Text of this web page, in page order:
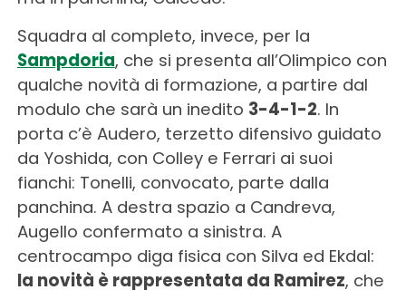
Squadra al completo, invece, per la
Sampdoria, che si presenta all’Olimpico con
qualche novità di formazione, a partire dal
modulo che sarà un inedito 3-4-1-2. In
porta c’è Audero, terzetto difensivo guidato
da Yoshida, con Colley e Ferrari ai suoi
fianchi: Tonelli, convocato, parte dalla
panchina. A destra spazio a Candreva,
Augello confermato a sinistra. A
centrocampo diga fisica con Silva ed Ekdal:
la novità è rappresentata da Ramirez, che